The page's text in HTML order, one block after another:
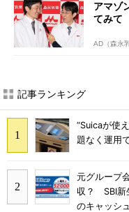
アマゾ
てみて
AD（森永
記事ランキング
“Suicaが使
題なく運用
元グループ
収？ SBI新
のキャッシ